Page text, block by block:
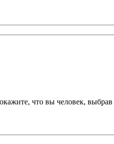
что вы человек, выбрав